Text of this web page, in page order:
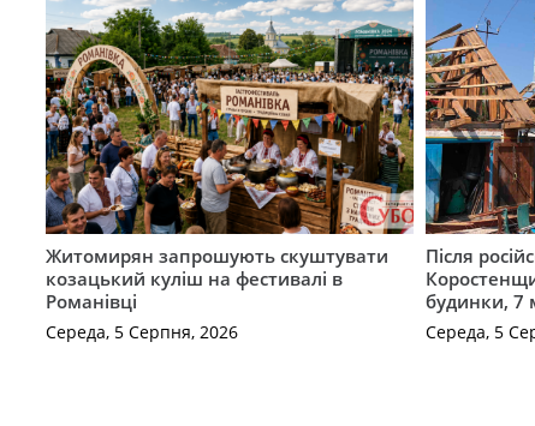
Житомирян запрошують скуштувати
козацький куліш на фестивалі в
Романівці
Середа, 5 Серпня, 2026
Після
будинки, 7
Середа, 5